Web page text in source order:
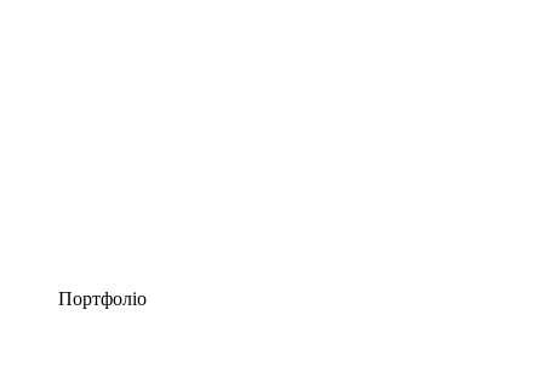
Портфоліо